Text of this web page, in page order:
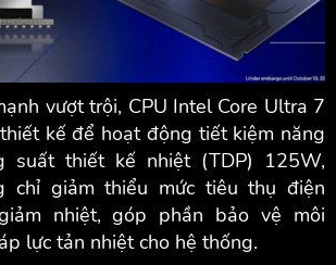
vượt trội, CPU Intel Core Ultra 7
kế để hoạt động tiết kiệm năng
suất thiết kế nhiệt (TDP) 125W,
chỉ giảm thiểu mức tiêu thụ điện
nhiệt, góp phần bảo vệ môi
lực tản nhiệt cho hệ thống.